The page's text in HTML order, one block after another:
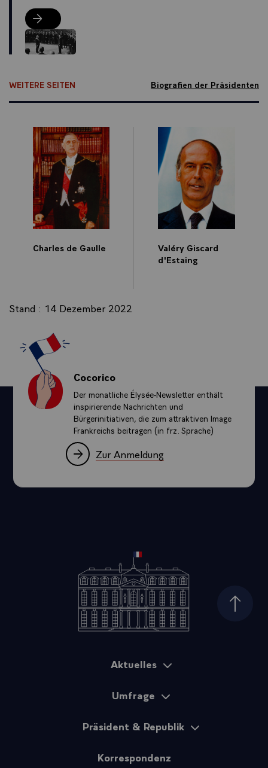
Amtseinführung der französischen Staatspräsidenten
WEITERE SEITEN Biografien der Präsidenten
Charles de Gaulle
Valéry Giscard
d'Estaing
Stand : 14 Dezember 2022
Cocorico
Der monatliche Élysée-Newsletter enthält
inspirierende Nachrichten und
Bürgerinitiativen, die zum attraktiven Image
Frankreichs beitragen (in frz. Sprache)
Zur Anmeldung
Aktuelles
Umfrage
Präsident & Republik
Korrespondenz